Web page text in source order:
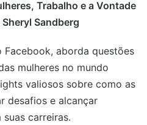
Trabalho e a Vontade
Sandberg
Facebook, aborda questões
mulheres no mundo
valiosos sobre como as
desafios e alcançar
carreiras.